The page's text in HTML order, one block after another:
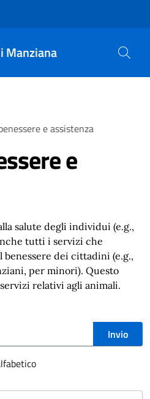
Manziana
e assistenza
e
salute degli individui (e.g.,
tutti i servizi che
benessere dei cittadini (e.g.,
per minori). Questo
relativi agli animali.
Invio